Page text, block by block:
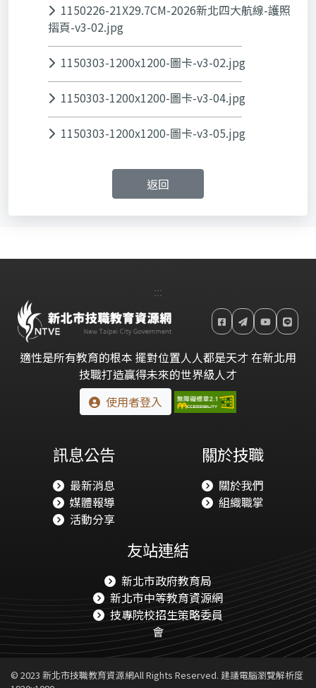
1150226-21X29.7CM-2026新北四大航線-護照
摺頁-v3-02.jpg
1150303-1200x1200-圖卡-v3-02.jpg
1150303-1200x1200-圖卡-v3-04.jpg
1150303-1200x1200-圖卡-v3-05.jpg
返回
:::
適性是所有教育的根本 擺對位置人人都是天才 在新北用
技職打造贏得未來的世界級人才
使用者登入
訊息公告
最新消息
媒體報導
活動分享
關於技職
關於我們
組織職掌
友站連結
新北市政府教育局
新北市中等教育資源網
技專院校招生策略委員
會
© 2023 新北市技職教育資源網All Rights Reserved. 建議電腦瀏覽解析度